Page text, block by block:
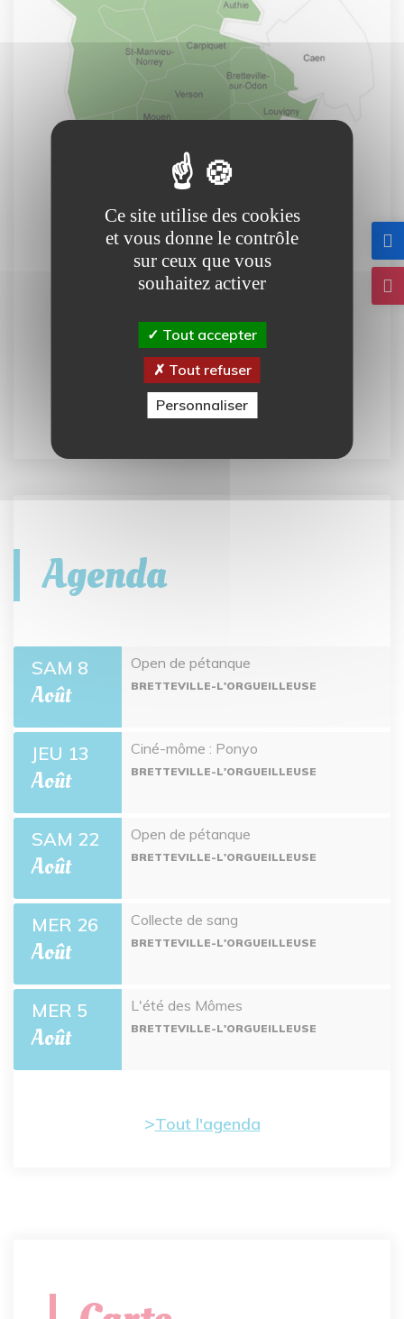
Agenda
SAM 8
Août
Open de pétanque
BRETTEVILLE-L'ORGUEILLEUSE
JEU 13
Août
Ciné-môme : Ponyo
BRETTEVILLE-L'ORGUEILLEUSE
SAM 22
Août
Open de pétanque
BRETTEVILLE-L'ORGUEILLEUSE
MER 26
Août
Collecte de sang
BRETTEVILLE-L'ORGUEILLEUSE
MER 5
Août
L'été des Mômes
BRETTEVILLE-L'ORGUEILLEUSE
Tout l'agenda
Ce site utilise des cookies
et vous donne le contrôle
sur ceux que vous
souhaitez activer
Tout accepter
Tout refuser
Personnaliser